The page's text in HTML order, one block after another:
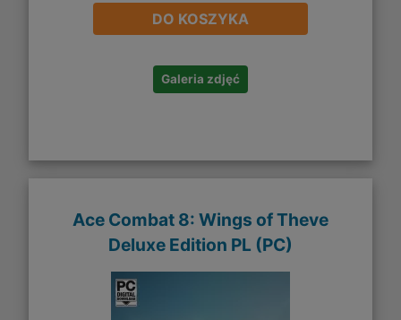
DO KOSZYKA
Galeria zdjęć
Ace Combat 8: Wings of Theve
Deluxe Edition PL (PC)